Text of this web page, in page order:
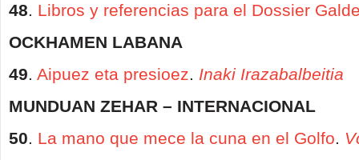
48. Libros y referencias para el Dossier
OCKHAMEN LABANA
49. Aipuez eta presioez. Inaki Irazabalbeitia
MUNDUAN ZEHAR – INTERNACIONAL
50. La mano que mece la cuna en el Golfo.